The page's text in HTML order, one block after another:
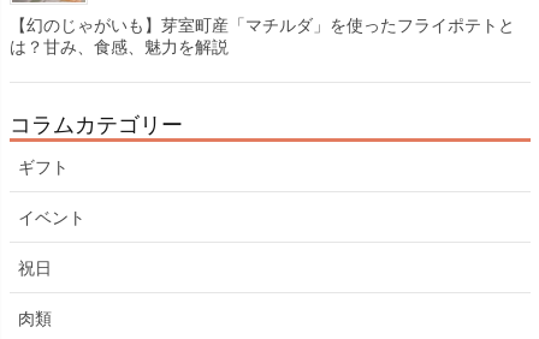
【幻のじゃがいも】芽室町産「マチルダ」を使ったフライポテトと
は？甘み、食感、魅力を解説
コラムカテゴリー
ギフト
イベント
祝日
肉類